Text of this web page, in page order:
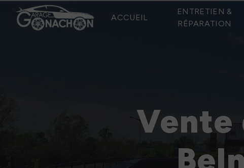
ACCUEIL
ENTRETIEN &
RÉPARATION
Vente
Panneau de gestion des cookies